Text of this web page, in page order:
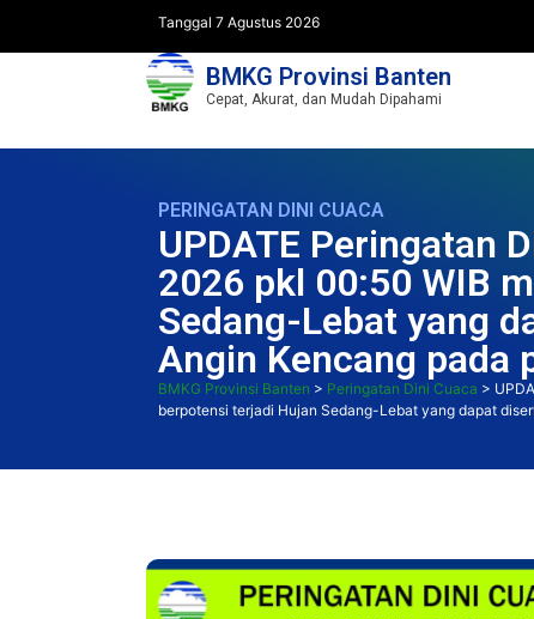
Tanggal 7 Agustus 2026
BMKG Provinsi Banten
Cepat, Akurat, dan Mudah Dipahami
PERINGATAN DINI CUACA
UPDATE Peringatan
2026 pkl 00:50 WIB
Sedang-Lebat yang
Angin Kencang pada
BMKG Provinsi Banten > Peringatan Dini Cuaca >
berpotensi terjadi Hujan Sedang-Lebat yang dapat